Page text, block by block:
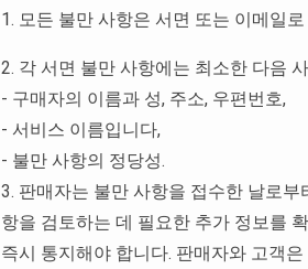
1. 모든 불만 사항은 서면 또는 이메일
2. 각 서면 불만 사항에는 최소한 다음
- 구매자의 이름과 성, 주소, 우편번호,
- 서비스 이름입니다,
- 불만 사항의 정당성.
3. 판매자는 불만 사항을 접수한 날로
항을 검토하는 데 필요한 추가 정보를
즉시 통지해야 합니다. 판매자와 고객